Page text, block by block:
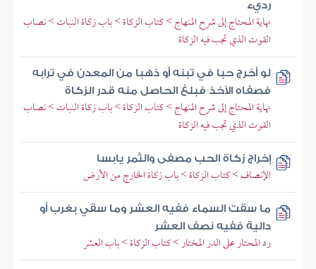
رديء
نهاية المحتاج إلى شرح المنهاج > كتاب الزكاة > باب زكاة النبات > نصاب
القوت الذي تجب فيه الزكاة
لو أخرج حبا في تبنه أو ذهبا من المعدن في ترابه
فصفاه الآخذ فبلغ الحاصل منه قدر الزكاة
نهاية المحتاج إلى شرح المنهاج > كتاب الزكاة > باب زكاة النبات > نصاب
القوت الذي تجب فيه الزكاة
إخراج زكاة الحب مصفى والثمر يابسا
الإنصاف > كتاب الزكاة > باب زكاة الخارج من الأرض
ما سقت السماء ففيه العشر وما سقي بغرب أو
دالية ففيه نصف العشر
رد المحتار على الدر المختار > كتاب الزكاة > باب العشر